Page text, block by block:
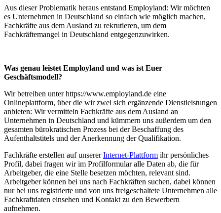
Aus dieser Problematik heraus entstand Employland: Wir möchten
es Unternehmen in Deutschland so einfach wie möglich machen,
Fachkräfte aus dem Ausland zu rekrutieren, um dem
Fachkräftemangel in Deutschland entgegenzuwirken.
Was genau leistet Employland und was ist Euer
Geschäftsmodell?
Wir betreiben unter https://www.employland.de eine
Onlineplattform, über die wir zwei sich ergänzende Dienstleistungen
anbieten: Wir vermitteln Fachkräfte aus dem Ausland an
Unternehmen in Deutschland und kümmern uns außerdem um den
gesamten bürokratischen Prozess bei der Beschaffung des
Aufenthaltstitels und der Anerkennung der Qualifikation.
Fachkräfte erstellen auf unsererInternet-Plattform ihr persönliches
Profil, dabei fragen wir im Profilformular alle Daten ab, die für
Arbeitgeber, die eine Stelle besetzen möchten, relevant sind.
Arbeitgeber können bei uns nach Fachkräften suchen, dabei können
nur bei uns registrierte und von uns freigeschaltete Unternehmen alle
Fachkraftdaten einsehen und Kontakt zu den Bewerbern
aufnehmen.